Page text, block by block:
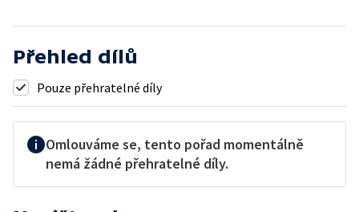
Přehled dílů
Pouze přehratelné díly
Omlouváme se, tento pořad momentálně
nemá žádné přehratelné díly.